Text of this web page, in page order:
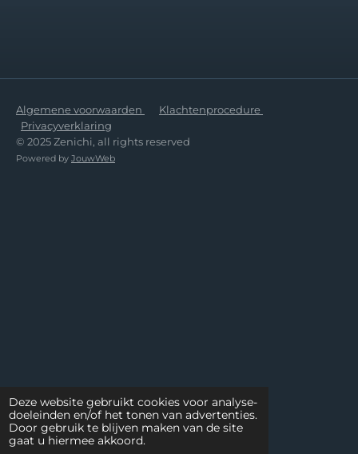
Deze website gebruikt cookies voor analyse-
doeleinden en/of het tonen van advertenties.
Door gebruik te blijven maken van de site
gaat u hiermee akkoord.
Algemene voorwaarden
Klachtenprocedure
Privacyverklaring
© 2025 Zenichi, all rights reserved
Powered by JouwWeb